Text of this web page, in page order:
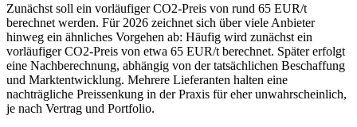
Zunächst soll ein vorläufiger CO2-Preis von rund 65 EUR/t
berechnet werden. Für 2026 zeichnet sich über viele Anbieter
hinweg ein ähnliches Vorgehen ab: Häufig wird zunächst ein
vorläufiger CO2-Preis von etwa 65 EUR/t berechnet. Später erfolgt
eine Nachberechnung, abhängig von der tatsächlichen Beschaffung
und Marktentwicklung. Mehrere Lieferanten halten eine
nachträgliche Preissenkung in der Praxis für eher unwahrscheinlich,
je nach Vertrag und Portfolio.